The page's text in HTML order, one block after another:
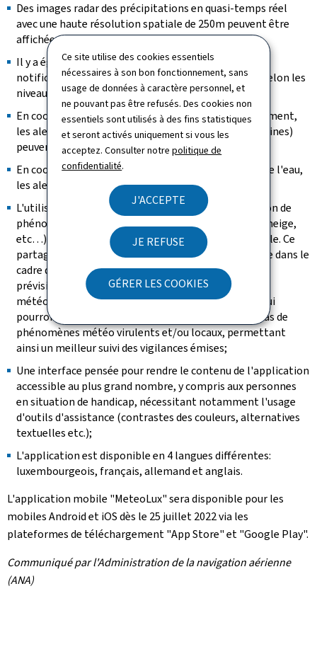
Ce site utilise des cookies essentiels
nécessaires à son bon fonctionnement, sans
usage de données à caractère personnel, et
ne pouvant pas être refusés. Des cookies non
essentiels sont utilisés à des fins statistiques
et seront activés uniquement si vous les
acceptez. Consulter notrepolitique de
confidentialité.
J'ACCEPTE
JE REFUSE
GÉRER LES COOKIES
Des images radar des précipitations en quasi-temps réel
avec une haute résolution spatiale de 250m peuvent être
affichées dans l'application;
Il y a également la possibilité de personnaliser les
notifications selon les besoins (prévisions, alertes selon les
niveaux de sévérité et les phénomènes concernés;
En coopération avec l'Administration de l'environnement,
les alertes de la qualité de l'air (ozone et particules fines)
peuvent être diffusées;
En coopération avec l'Administration de la gestion de l'eau,
les alertes d'inondations peuvent être diffusées;
L'utilisateur peut communiquer sa propre observation de
phénomènes météo (par exemple brouillard, grêle, neige,
etc…) de façon anonyme et sans inscription préalable. Ce
partage facile et rapide d'observations sera très utile dans le
cadre du service opérationnel de "MeteoLux". Les
prévisionnistes recevront ainsi des informations
météorologiques complémentaires en temps réel qui
pourront jouer un rôle important, notamment en cas de
phénomènes météo virulents et/ou locaux, permettant
ainsi un meilleur suivi des vigilances émises;
Une interface pensée pour rendre le contenu de l'application
accessible au plus grand nombre, y compris aux personnes
en situation de handicap, nécessitant notamment l'usage
d'outils d'assistance (contrastes des couleurs, alternatives
textuelles etc.);
L'application est disponible en 4 langues différentes:
luxembourgeois, français, allemand et anglais.
L'application mobile "MeteoLux" sera disponible pour les
mobiles Android et iOS dès le 25 juillet 2022 via les
plateformes de téléchargement "App Store" et "Google Play".
Communiqué par l'Administration de la navigation aérienne
(ANA)